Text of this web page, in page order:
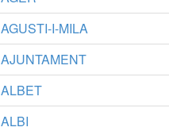
AGUSTI-I-MILA
AJUNTAMENT
ALBET
ALBI